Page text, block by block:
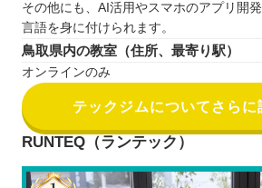
その他にも、AI活用やスマホのアプリ開
言語を身に付けられます。
鳥取県内の教室（住所、最寄り駅）
オンラインのみ
テックジムについてさらに
RUNTEQ（ランテック）